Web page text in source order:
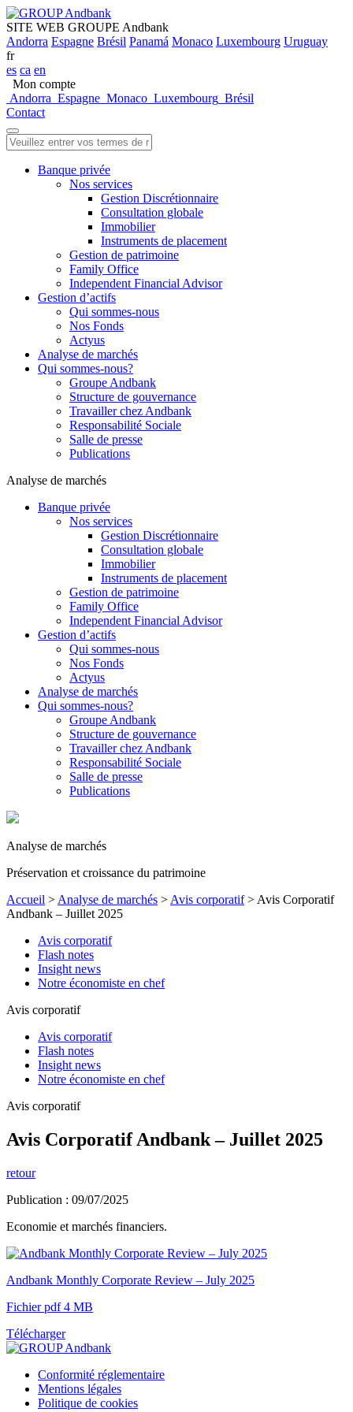
SITE WEB GROUPE Andbank
Andorra Espagne Brésil Panamá Monaco Luxembourg Uruguay
fr
es ca en
Mon compte
Andorra Espagne Monaco Luxembourg Brésil
Contact
Banque privée
Nos services
Gestion Discrétionnaire
Consultation globale
Immobilier
Instruments de placement
Gestion de patrimoine
Family Office
Independent Financial Advisor
Gestion d’actifs
Qui sommes-nous
Nos Fonds
Actyus
Analyse de marchés
Qui sommes-nous?
Groupe Andbank
Structure de gouvernance
Travailler chez Andbank
Responsabilité Sociale
Salle de presse
Publications
Analyse de marchés
Banque privée
Nos services
Gestion Discrétionnaire
Consultation globale
Immobilier
Instruments de placement
Gestion de patrimoine
Family Office
Independent Financial Advisor
Gestion d’actifs
Qui sommes-nous
Nos Fonds
Actyus
Analyse de marchés
Qui sommes-nous?
Groupe Andbank
Structure de gouvernance
Travailler chez Andbank
Responsabilité Sociale
Salle de presse
Publications
Analyse de marchés
Préservation et croissance du patrimoine
Accueil > Analyse de marchés > Avis corporatif> Avis Corporatif
Andbank – Juillet 2025
Avis corporatif
Flash notes
Insight news
Notre économiste en chef
Avis corporatif
Avis corporatif
Flash notes
Insight news
Notre économiste en chef
Avis corporatif
Avis Corporatif Andbank – Juillet 2025
retour
Publication : 09/07/2025
Economie et marchés financiers.
Andbank Monthly Corporate Review – July 2025
Fichier pdf 4 MB
Télécharger
Conformité réglementaire
Mentions légales
Politique de cookies